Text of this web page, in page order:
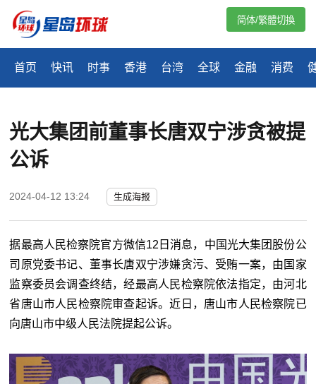
首页 快讯 时事 香港 台湾 全球 金融 消费
简体/繁體切換
光大集团前董事长唐双宁涉贪被提
公诉
2024-04-12 13:24 生成海报
据最高人民检察院官方微信12日消息，中国光大集团股份公
司原党委书记、董事长唐双宁涉嫌贪污、受贿一案，由国家
监察委员会调查终结，经最高人民检察院依法指定，由河北
省唐山市人民检察院审查起诉。近日，唐山市人民检察院已
向唐山市中级人民法院提起公诉。